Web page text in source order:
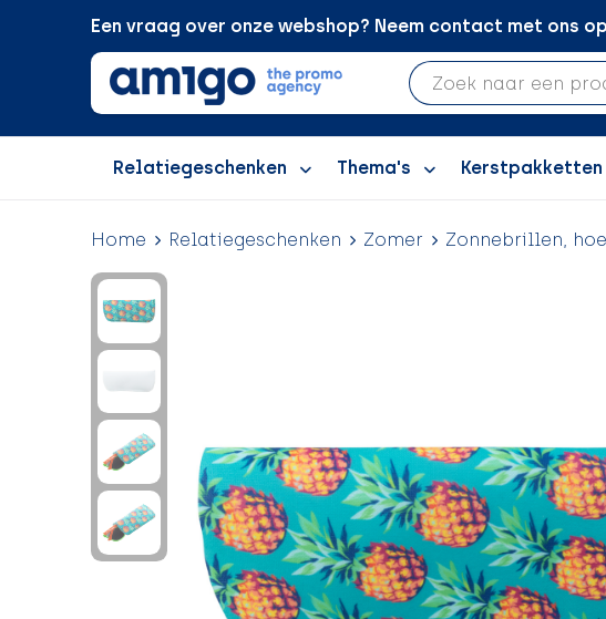
Een vraag over onze webshop? Neem contact met ons
Relatiegeschenken Thema's Kerstpakketten
Home Relatiegeschenken Zomer Zonnebrillen,